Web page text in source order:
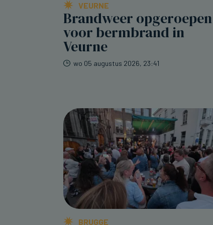
VEURNE
Brandweer opgeroepen
voor bermbrand in
Veurne
wo 05 augustus 2026, 23:41
BRUGGE